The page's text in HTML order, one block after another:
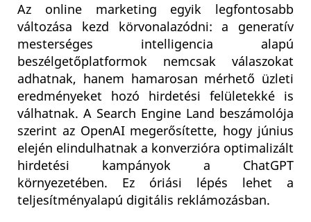
Az online marketing egyik legfontosabb
változása kezd körvonalazódni: a generatív
mesterséges intelligencia alapú
beszélgetőplatformok nemcsak válaszokat
adhatnak, hanem hamarosan mérhető üzleti
eredményeket hozó hirdetési felületekké is
válhatnak. A Search Engine Land beszámolója
szerint az OpenAI megerősítette, hogy június
elején elindulhatnak a konverzióra optimalizált
hirdetési kampányok a ChatGPT
környezetében. Ez óriási lépés lehet a
teljesítményalapú digitális reklámozásban.